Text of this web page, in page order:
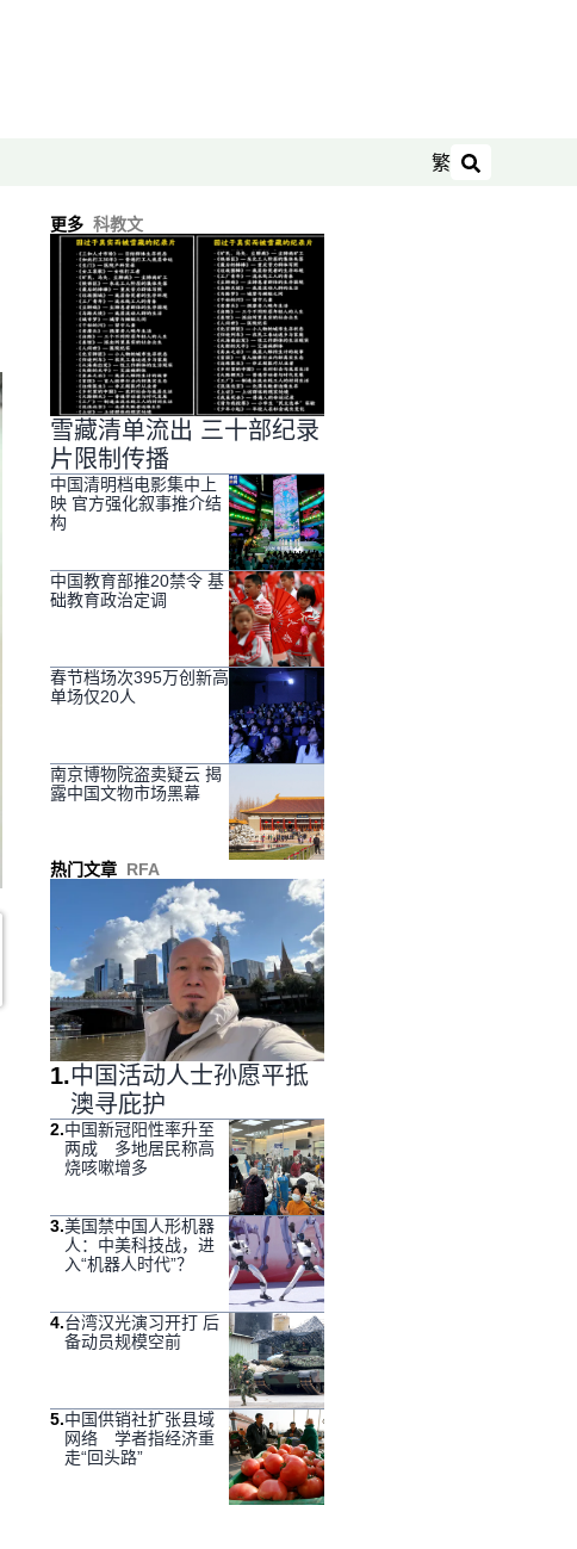
繁
搜索
更多 科教文
雪藏清单流出 三十部纪录
片限制传播
中国清明档电影集中上
映 官方强化叙事推介结
构
中国教育部推20禁令 基
础教育政治定调
春节档场次395万创新高
单场仅20人
南京博物院盗卖疑云 揭
露中国文物市场黑幕
热门文章 RFA
1.中国活动人士孙愿平抵
澳寻庇护
2.中国新冠阳性率升至
两成 多地居民称高
烧咳嗽增多
3.美国禁中国人形机器
人：中美科技战，进
入“机器人时代”？
4.台湾汉光演习开打 后
备动员规模空前
5.中国供销社扩张县域
网络 学者指经济重
走“回头路”